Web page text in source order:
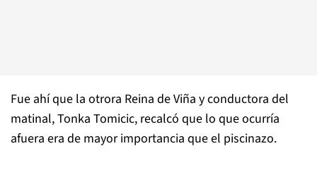
Fue ahí que la otrora Reina de Viña y conductora del
matinal, Tonka Tomicic, recalcó que lo que ocurría
afuera era de mayor importancia que el piscinazo.